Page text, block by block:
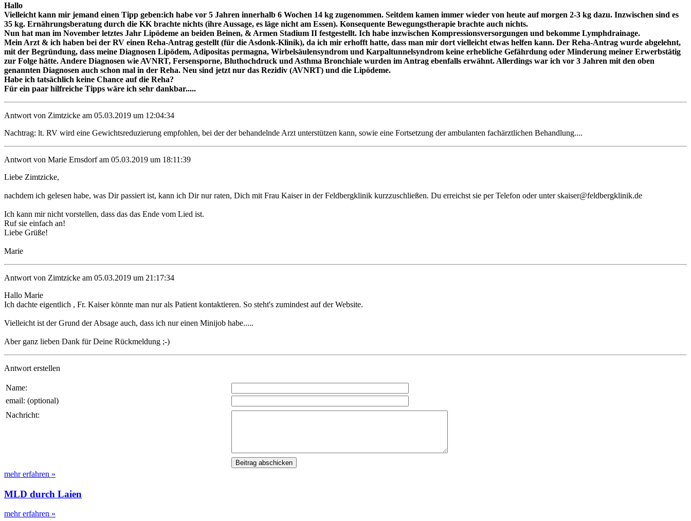
Hallo
Vielleicht kann mir jemand einen Tipp geben:ich habe vor 5 Jahren innerhalb 6 Wochen 14 kg zugenommen. Seitdem kamen immer wieder von heute auf morgen 2-3 kg dazu. Inzwischen sind es
35 kg. Ernährungsberatung durch die KK brachte nichts (ihre Aussage, es läge nicht am Essen). Konsequente Bewegungstherapie brachte auch nichts.
Nun hat man im November letztes Jahr Lipödeme an beiden Beinen, & Armen Stadium II festgestellt. Ich habe inzwischen Kompressionsversorgungen und bekomme Lymphdrainage.
Mein Arzt & ich haben bei der RV einen Reha-Antrag gestellt (für die Asdonk-Klinik), da ich mir erhofft hatte, dass man mir dort vielleicht etwas helfen kann. Der Reha-Antrag wurde abgelehnt,
mit der Begründung, dass meine Diagnosen Lipödem, Adipositas permagna, Wirbelsäulensyndrom und Karpaltunnelsyndrom keine erhebliche Gefährdung oder Minderung meiner Erwerbstätig
zur Folge hätte. Andere Diagnosen wie AVNRT, Fersensporne, Bluthochdruck und Asthma Bronchiale wurden im Antrag ebenfalls erwähnt. Allerdings war ich vor 3 Jahren mit den oben
genannten Diagnosen auch schon mal in der Reha. Neu sind jetzt nur das Rezidiv (AVNRT) und die Lipödeme.
Habe ich tatsächlich keine Chance auf die Reha?
Für ein paar hilfreiche Tipps wäre ich sehr dankbar.....
Antwort von Zimtzicke am 05.03.2019 um 12:04:34
Nachtrag: lt. RV wird eine Gewichtsreduzierung empfohlen, bei der der behandelnde Arzt unterstützen kann, sowie eine Fortsetzung der ambulanten fachärztlichen Behandlung....
Antwort von Marie Ernsdorf am 05.03.2019 um 18:11:39
Liebe Zimtzicke,
nachdem ich gelesen habe, was Dir passiert ist, kann ich Dir nur raten, Dich mit Frau Kaiser in der Feldbergklinik kurzzuschließen. Du erreichst sie per Telefon oder unter skaiser@feldbergklinik.de
Ich kann mir nicht vorstellen, dass das das Ende vom Lied ist.
Ruf sie einfach an!
Liebe Grüße!
Marie
Antwort von Zimtzicke am 05.03.2019 um 21:17:34
Hallo Marie
Ich dachte eigentlich , Fr. Kaiser könnte man nur als Patient kontaktieren. So steht's zumindest auf der Website.
Vielleicht ist der Grund der Absage auch, dass ich nur einen Minijob habe.....
Aber ganz lieben Dank für Deine Rückmeldung ;-)
Antwort erstellen
Name:
email: (optional)
Nachricht:
mehr erfahren »
MLD durch Laien
mehr erfahren »